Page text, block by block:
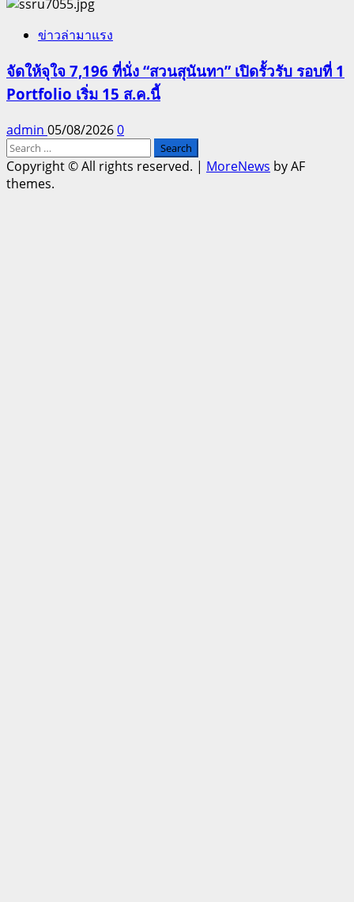
ข่าวล่ามาแรง
จัดให้จุใจ 7,196 ที่นั่ง “สวนสุนันทา” เปิดรั้วรับ รอบที่ 1
Portfolio เริ่ม 15 ส.ค.นี้
admin 05/08/20260
Search
for:
Copyright © All rights reserved. | MoreNews by AF
themes.